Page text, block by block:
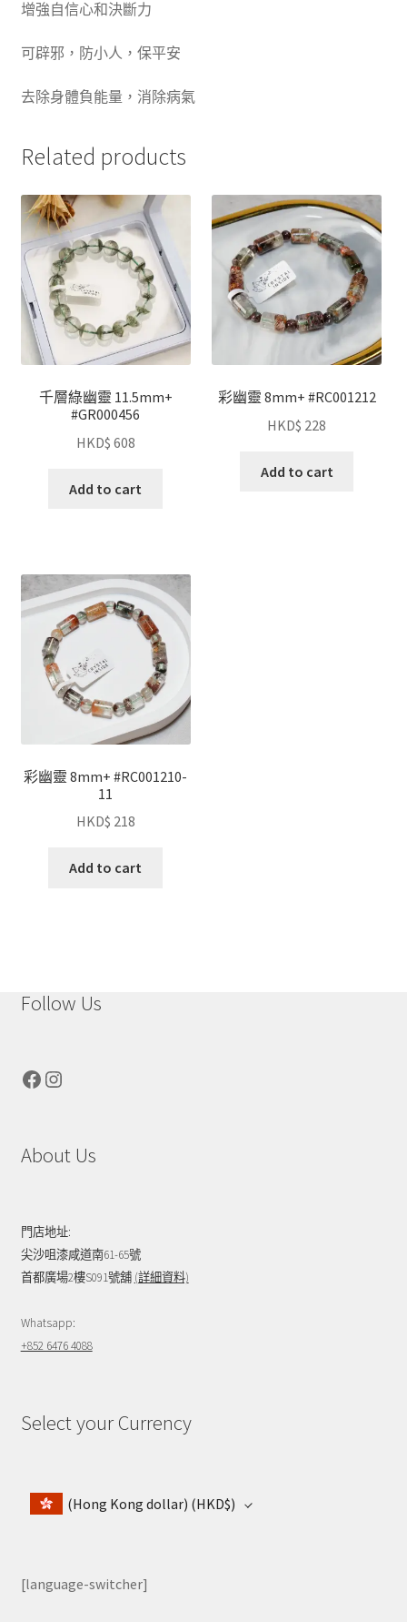
增強自信心和決斷力
可辟邪，防小人，保平安
去除身體負能量，消除病氣
Related products
千層綠幽靈 11.5mm+
#GR000456
HKD$ 608
Add to cart
彩幽靈 8mm+ #RC001212
HKD$ 228
Add to cart
彩幽靈 8mm+ #RC001210-
11
HKD$ 218
Add to cart
Follow Us
Facebook
Instagram
About Us
門店地址:
尖沙咀漆咸道南61-65號
首都廣場2樓S091號舖 (詳細資料)
Whatsapp:
+852 6476 4088
Select your Currency
(Hong Kong dollar) (HKD$)
[language-switcher]